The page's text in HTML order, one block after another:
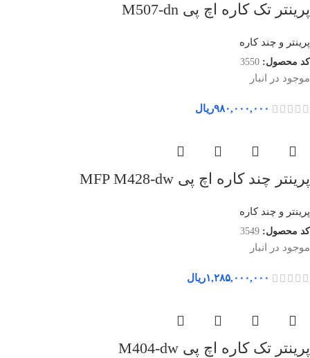
پرینتر تک کاره اچ پی M507-dn
پرینتر و چند کاره
کد محصول: 3550
موجود در انبار
۹۸۰,۰۰۰,۰۰۰ریال
پرینتر چند کاره اچ پی MFP M428-dw
پرینتر و چند کاره
کد محصول: 3549
موجود در انبار
۱,۲۸۵,۰۰۰,۰۰۰ریال
پرینتر تک کاره اچ پی M404-dw